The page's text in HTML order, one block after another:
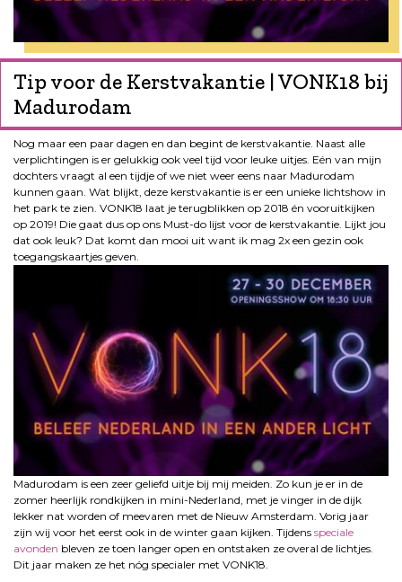
Tip voor de Kerstvakantie | VONK18 bij
Madurodam
Nog maar een paar dagen en dan begint de kerstvakantie. Naast alle
verplichtingen is er gelukkig ook veel tijd voor leuke uitjes. Eén van mijn
dochters vraagt al een tijdje of we niet weer eens naar Madurodam
kunnen gaan. Wat blijkt, deze kerstvakantie is er een unieke lichtshow in
het park te zien. VONK18 laat je terugblikken op 2018 én vooruitkijken
op 2019! Die gaat dus op ons Must-do lijst voor de kerstvakantie. Lijkt jou
dat ook leuk? Dat komt dan mooi uit want ik mag 2x een gezin ook
toegangskaartjes geven.
Madurodam is een zeer geliefd uitje bij mij meiden. Zo kun je er in de
zomer heerlijk rondkijken in mini-Nederland, met je vinger in de dijk
lekker nat worden of meevaren met de Nieuw Amsterdam. Vorig jaar
zijn wij voor het eerst ook in de winter gaan kijken. Tijdens speciale
avonden bleven ze toen langer open en ontstaken ze overal de lichtjes.
Dit jaar maken ze het nóg specialer met VONK18.